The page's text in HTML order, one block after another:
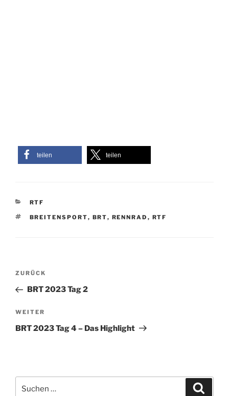
teilen teilen
KATEGORIEN
RTF
SCHLAGWÖRTER
BREITENSPORT, BRT, RENNRAD , RTF
Beitragsnavigation
Vorheriger
Beitrag
ZURÜCK
BRT 2023 Tag 2
Nächster
Beitrag
WEITER
BRT 2023 Tag 4 – Das Highlight